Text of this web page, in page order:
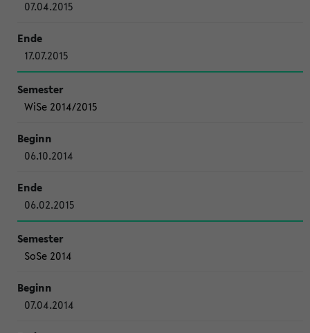
07.04.2015
17.07.2015
WiSe 2014/2015
06.10.2014
06.02.2015
SoSe 2014
07.04.2014